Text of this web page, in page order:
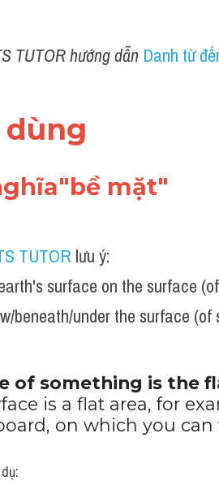
TUTOR hướng dẫn Danh từ
dùng
mặt"
TUTOR lưu ý:
surface on the surface
beneath/under the surface (of
of something is
is a flat area, for
on which you can